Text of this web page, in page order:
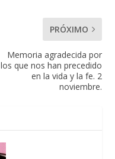
PRÓXIMO
Memoria agradecida por
los que nos han precedido
en la vida y la fe. 2
noviembre.